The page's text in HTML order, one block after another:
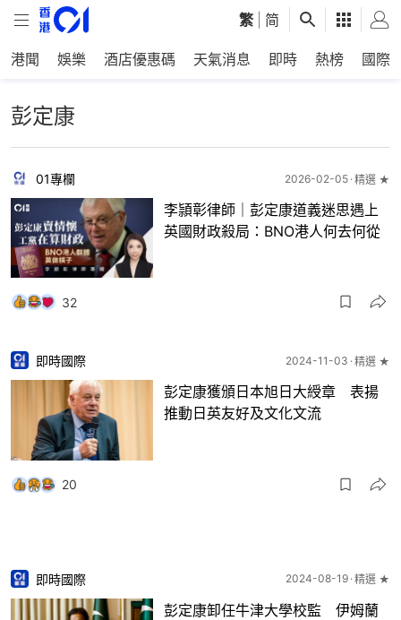
繁 简
港聞 娛樂 酒店優惠碼 天氣消息 即時 熱榜 國際
彭定康
01專欄 2026-02-05 精選 ★
李頴彰律師｜彭定康道義迷思遇上
英國財政殺局：BNO港人何去何從
32
即時國際 2024-11-03 精選 ★
彭定康獲頒日本旭日大綬章 表揚
推動日英友好及文化文流
20
即時國際 2024-08-19 精選 ★
彭定康卸任牛津大學校監 伊姆蘭